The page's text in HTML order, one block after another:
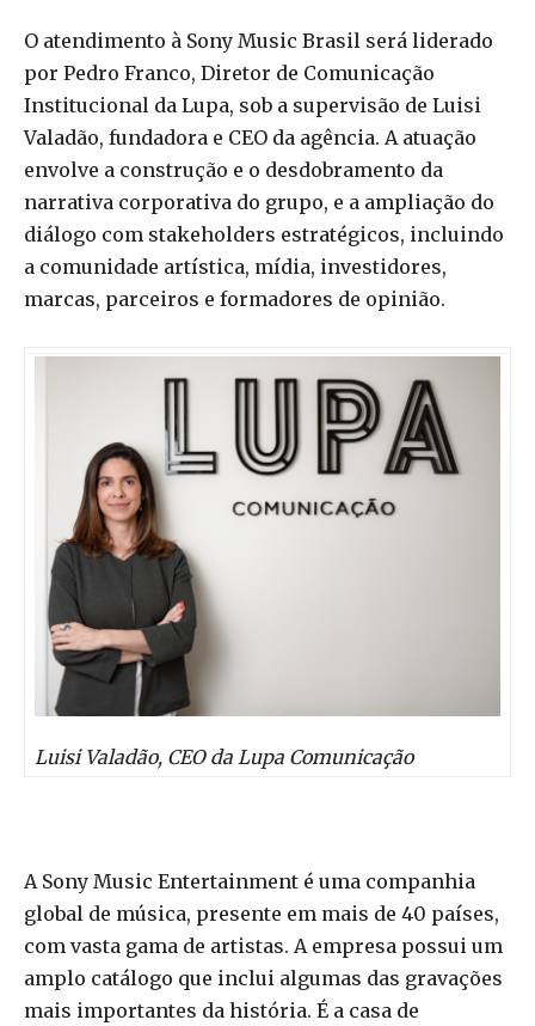
O atendimento à Sony Music Brasil será liderado
por Pedro Franco, Diretor de Comunicação
Institucional da Lupa, sob a supervisão de Luisi
Valadão, fundadora e CEO da agência. A atuação
envolve a construção e o desdobramento da
narrativa corporativa do grupo, e a ampliação do
diálogo com stakeholders estratégicos, incluindo
a comunidade artística, mídia, investidores,
marcas, parceiros e formadores de opinião.
Luisi Valadão, CEO da Lupa Comunicação
A Sony Music Entertainment é uma companhia
global de música, presente em mais de 40 países,
com vasta gama de artistas. A empresa possui um
amplo catálogo que inclui algumas das gravações
mais importantes da história. É a casa de